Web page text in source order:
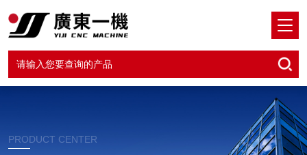
PRODUCT CENTER